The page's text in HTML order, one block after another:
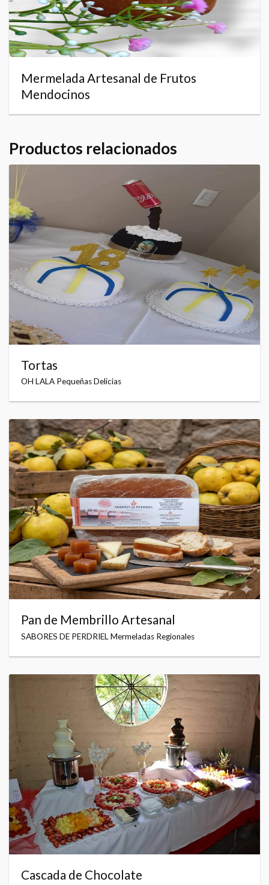
Mermelada Artesanal de Frutos
Mendocinos
Productos relacionados
Tortas
OH LALA Pequeñas Delicias
Pan de Membrillo Artesanal
SABORES DE PERDRIEL Mermeladas Regionales
Cascada de Chocolate